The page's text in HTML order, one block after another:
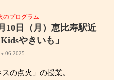
のプログラム
10日（月）恵比寿駅近
やきいも」
06,2025
の点火」の授業。